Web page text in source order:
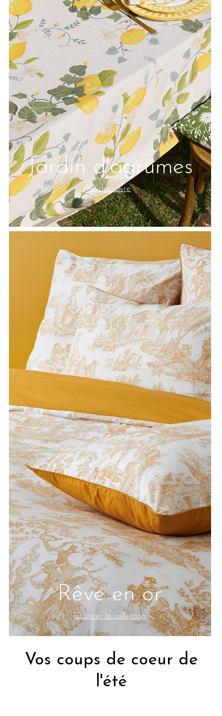
Jardin d'agrumes
Je découvre
Rêve en or
Explorer la collection
Vos coups de coeur de
l'été